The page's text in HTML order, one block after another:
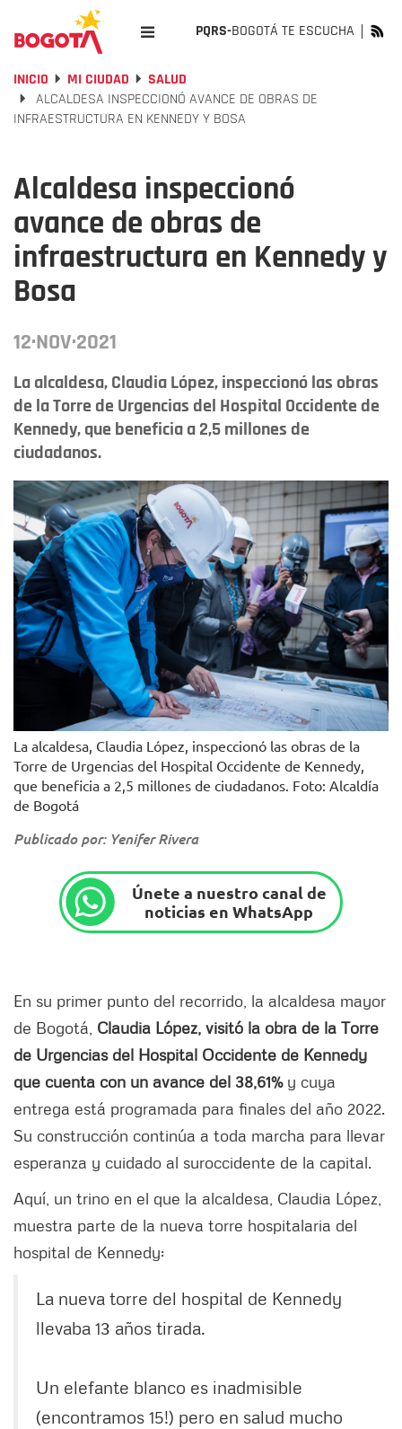
PQRS-BOGOTÁ TE ESCUCHA
INICIO MI CIUDAD
SALUD
ALCALDESA INSPECCIONÓ AVANCE DE OBRAS DE
INFRAESTRUCTURA EN KENNEDY Y BOSA
Alcaldesa inspeccionó
avance de obras de
infraestructura en Kennedy y
Bosa
12·NOV·2021
La alcaldesa, Claudia López, inspeccionó las obras
de la Torre de Urgencias del Hospital Occidente de
Kennedy, que beneficia a 2,5 millones de
ciudadanos.
La alcaldesa, Claudia López, inspeccionó las obras de la
Torre de Urgencias del Hospital Occidente de Kennedy,
que beneficia a 2,5 millones de ciudadanos. Foto: Alcaldía
de Bogotá
Publicado por: Yenifer Rivera
Únete a nuestro canal de
noticias en WhatsApp
En su primer punto del recorrido, la alcaldesa mayor
de Bogotá, Claudia López, visitó la obra de la Torre
de Urgencias del Hospital Occidente de Kennedy
que cuenta con un avance del 38,61% y cuya
entrega está programada para finales del año 2022.
Su construcción continúa a toda marcha para llevar
esperanza y cuidado al suroccidente de la capital.
Aquí, un trino en el que la alcaldesa, Claudia López,
muestra parte de la nueva torre hospitalaria del
hospital de Kennedy:
La nueva torre del hospital de Kennedy
llevaba 13 años tirada.
Un elefante blanco es inadmisible
(encontramos 15!) pero en salud mucho